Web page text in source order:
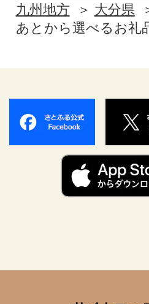
九州地方
大分県
あとから選べるお礼